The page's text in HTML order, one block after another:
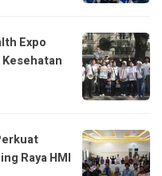
Expo
Raya HMI